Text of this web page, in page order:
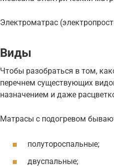
Электроматрас
Виды
Чтобы разобраться в том,
перечнем существующих
назначением и даже
Матрасы с подогревом
полутороспальные;
двуспальные;